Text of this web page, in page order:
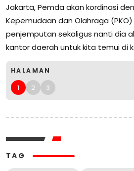
Jakarta, Pemda akan kordinasi
Kepemudaan dan Olahraga
penjemputan sekaligus nanti dia
kantor daerah untuk kita temui di
HALAMAN
1 2 3
TAG